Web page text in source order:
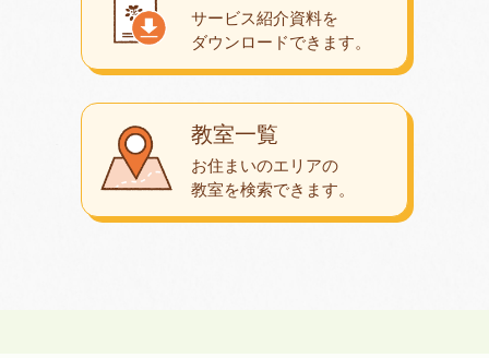
教室一覧
お住まいのエリアの
教室を検索できます。
サービス紹介資料を
ダウンロードできます。